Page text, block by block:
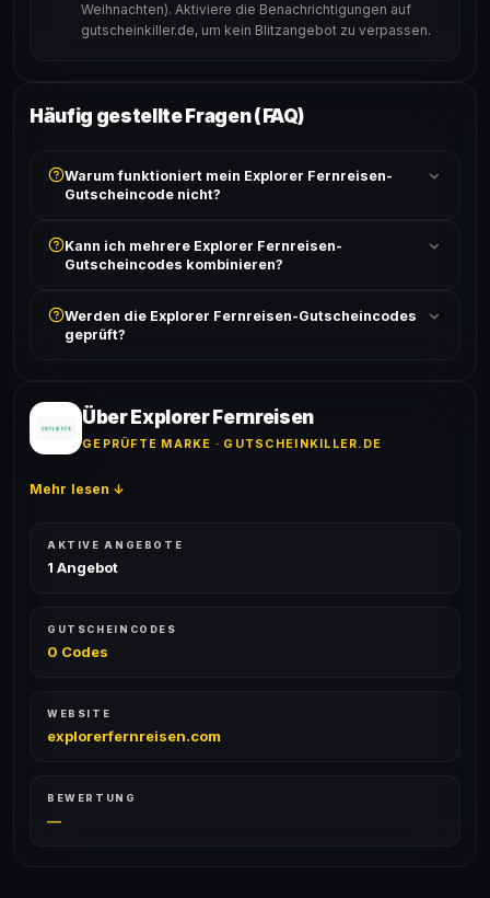
Weihnachten). Aktiviere die Benachrichtigungen auf
gutscheinkiller.de, um kein Blitzangebot zu verpassen.
Häufig gestellte Fragen (FAQ)
Warum funktioniert mein Explorer Fernreisen-
Gutscheincode nicht?
ist und ob der Code nicht für bereits reduzierte Artikel
gilt. Alle Bedingungen findest du unter „Details".
Kann ich mehrere Explorer Fernreisen-
Gutscheincodes kombinieren?
akzeptiert. Die Kombination mehrerer Codes ist meist
ausgeschlossen, sofern die Angebotsbedingungen
Werden die Explorer Fernreisen-Gutscheincodes
geprüft?
Erfolgsquote wird bei jedem Angebot angezeigt.
Über Explorer Fernreisen
GEPRÜFTE MARKE · GUTSCHEINKILLER.DE
Mehr lesen ↓
AKTIVE ANGEBOTE
1 Angebot
GUTSCHEINCODES
0 Codes
WEBSITE
explorerfernreisen.com
BEWERTUNG
—